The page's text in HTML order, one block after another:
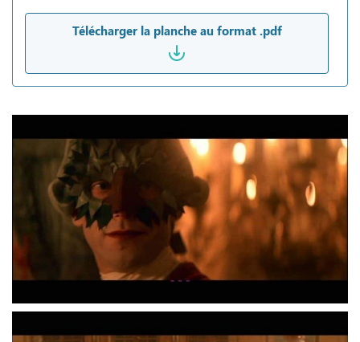
Télécharger la planche au format .pdf